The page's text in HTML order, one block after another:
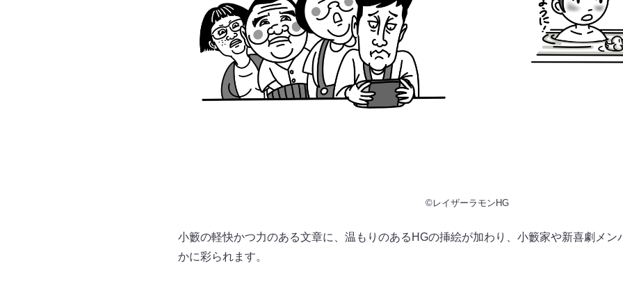
©レイザーラモンHG
小籔の軽快かつ力のある文章に、温もりのあるHGの挿絵が加わり、小籔家や新喜劇メン
かに彩られます。